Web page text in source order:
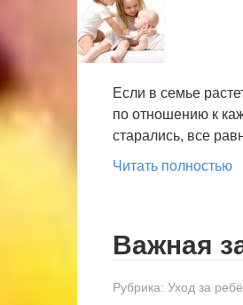
Если в семье
по отношению к
старались, все
Читать полностью
Важная
Рубрика: Уход за